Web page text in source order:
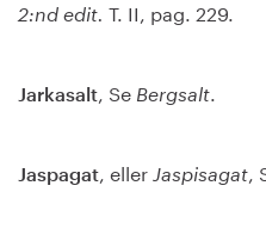
2:nd edit. T. II, pag. 229.
Jarkasalt, Se Bergsalt.
Jaspagat, eller Jaspisagat,